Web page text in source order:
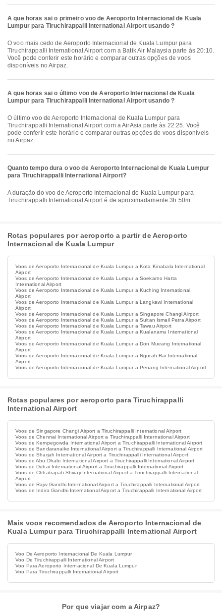
A que horas sai o primeiro voo de Aeroporto Internacional de Kuala
Lumpur para Tiruchirappalli International Airport usando ?
O voo mais cedo de Aeroporto Internacional de Kuala Lumpur para
Tiruchirappalli International Airport com a Batik Air Malaysia parte às 20:10.
Você pode conferir este horário e comparar outras opções de voos
disponíveis no Airpaz.
A que horas sai o último voo de Aeroporto Internacional de Kuala
Lumpur para Tiruchirappalli International Airport usando ?
O último voo de Aeroporto Internacional de Kuala Lumpur para
Tiruchirappalli International Airport com a AirAsia parte às 22:25. Você
pode conferir este horário e comparar outras opções de voos disponíveis
no Airpaz.
Quanto tempo dura o voo de Aeroporto Internacional de Kuala Lumpur
para Tiruchirappalli International Airport?
A duração do voo de Aeroporto Internacional de Kuala Lumpur para
Tiruchirappalli International Airport é de aproximadamente 3h 50m.
Rotas populares por aeroporto a partir de Aeroporto
Internacional de Kuala Lumpur
Voos de Aeroporto Internacional de Kuala Lumpur a Kota Kinabalu International
Airport
Voos de Aeroporto Internacional de Kuala Lumpur a Soekarno Hatta
International Airport
Voos de Aeroporto Internacional de Kuala Lumpur a Kuching International
Airport
Voos de Aeroporto Internacional de Kuala Lumpur a Langkawi International
Airport
Voos de Aeroporto Internacional de Kuala Lumpur a Singapore Changi Airport
Voos de Aeroporto Internacional de Kuala Lumpur a Sultan Ismail Petra Airport
Voos de Aeroporto Internacional de Kuala Lumpur a Tawau Airport
Voos de Aeroporto Internacional de Kuala Lumpur a Kualanamu International
Airport
Voos de Aeroporto Internacional de Kuala Lumpur a Don Mueang International
Airport
Voos de Aeroporto Internacional de Kuala Lumpur a Ngurah Rai International
Airport
Voos de Aeroporto Internacional de Kuala Lumpur a Penang International Airport
Rotas populares por aeroporto para Tiruchirappalli
International Airport
Voos de Singapore Changi Airport a Tiruchirappalli International Airport
Voos de Chennai International Airport a Tiruchirappalli International Airport
Voos de Kempegowda International Airport a Tiruchirappalli International Airport
Voos de Bandaranaike International Airport a Tiruchirappalli International Airport
Voos de Sharjah International Airport a Tiruchirappalli International Airport
Voos de Abu Dhabi International Airport a Tiruchirappalli International Airport
Voos de Dubai International Airport a Tiruchirappalli International Airport
Voos de Chhatrapati Shivaji International Airport a Tiruchirappalli International
Airport
Voos de Rajiv Gandhi International Airport a Tiruchirappalli International Airport
Voos de Indira Gandhi International Airport a Tiruchirappalli International Airport
Mais voos recomendados de Aeroporto Internacional de
Kuala Lumpur para Tiruchirappalli International Airport
Voo De Aeroporto Internacional De Kuala Lumpur
Voo De Tiruchirappalli International Airport
Voo Para Aeroporto Internacional De Kuala Lumpur
Voo Para Tiruchirappalli International Airport
Por que viajar com a Airpaz?